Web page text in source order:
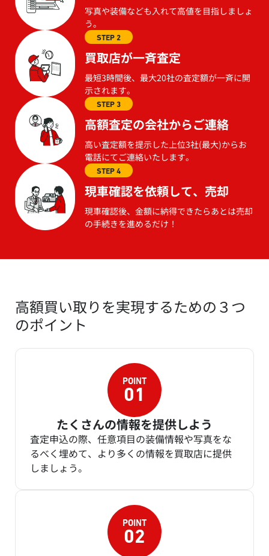
写真や装備なども入れて高値を目指しましょ
う。
STEP 2
買取店が一斉査定
最短3時間後、最大20社の査定額が一斉に開
示されます。
STEP 3
高額査定の会社からご連絡
高い査定額を提示した上位3社(最大)からお
電話にてご連絡いたします。
STEP 4
現車確認を依頼して、売却
現車確認後、金額に納得できたらあとは売却
の手続きを進めるだけ！
高額買い取りを実現するための３つ
のポイント
たくさんの情報を提供しよう
査定申込の際、任意項目の装備情報や写真をな
るべく埋めて、より多くの情報を買取店に提供
しましょう。